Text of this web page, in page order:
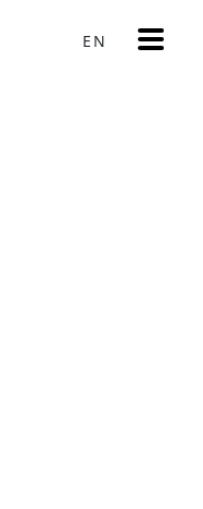
EN 更
多